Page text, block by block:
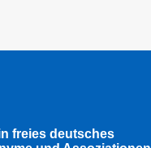
freies deutsches